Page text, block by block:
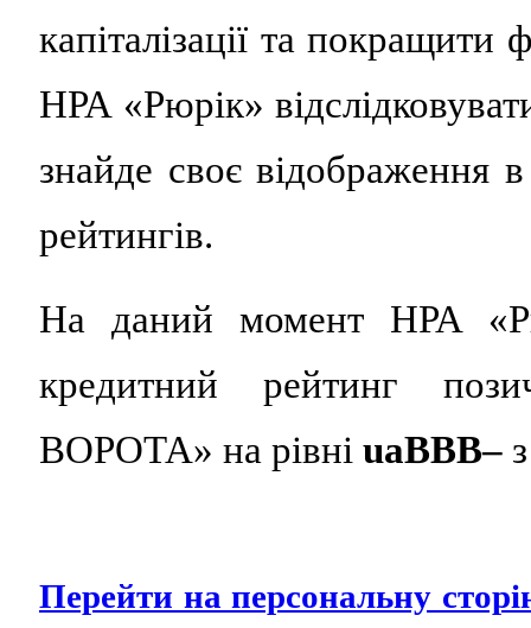
капіталізації та покращити
НРА «Рюрік»
знайде своє відображення
рейтингів.
На даний момент НРА
кредитний рейтинг
ВОРОТА» на рівні uaBBB–
Перейти на персональну